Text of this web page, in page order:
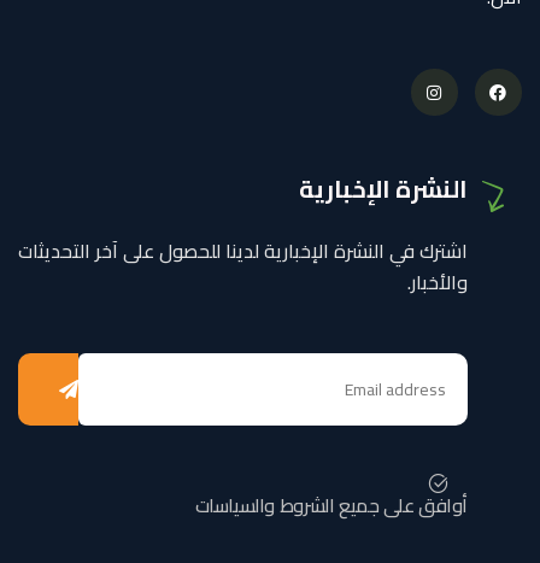
النشرة الإخبارية
اشترك في النشرة الإخبارية لدينا للحصول على آخر التحديثات
والأخبار.
أوافق على جميع الشروط والسياسات